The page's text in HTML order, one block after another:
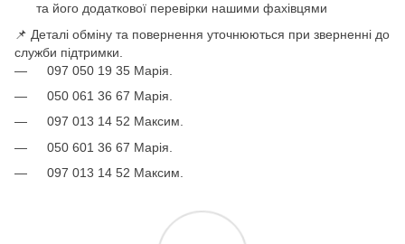
та його додаткової перевірки нашими фахівцями
📌 Деталі обміну та повернення уточнюються при зверненні до
служби підтримки.
097 050 19 35 Марія.
050 061 36 67 Марія.
097 013 14 52 Максим.
050 601 36 67 Марія.
097 013 14 52 Максим.